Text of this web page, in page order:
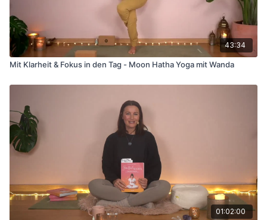
43:34
Mit Klarheit & Fokus in den Tag - Moon Hatha Yoga mit Wanda
01:02:00